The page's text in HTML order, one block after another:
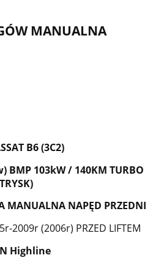
MANUALNA
B6 (3C2)
BMP 103kW / 140KM TURBO
MANUALNA NAPĘD PRZEDNI
2009r (2006r) PRZED LIFTEM
Highline